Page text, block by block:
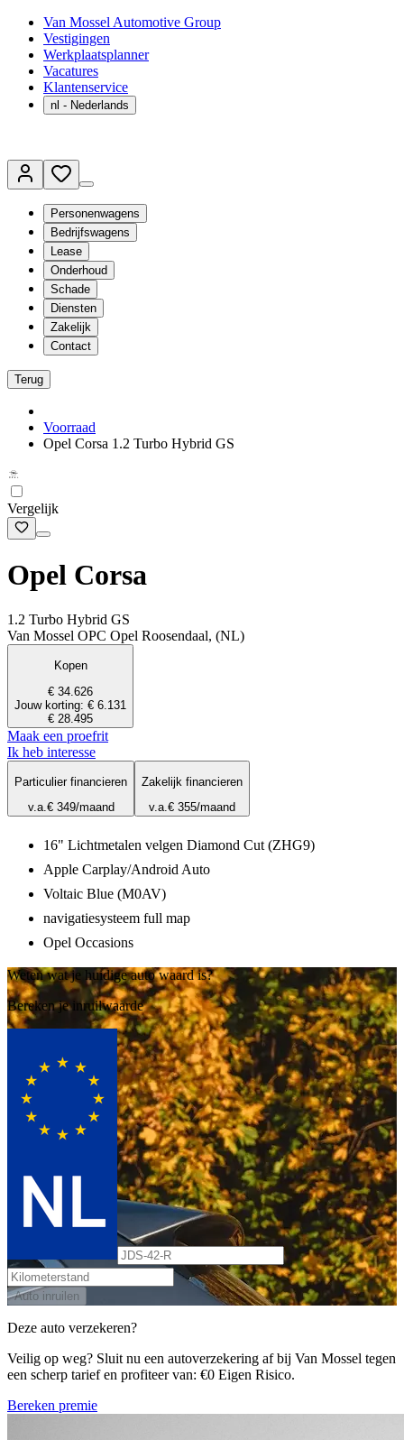
Van Mossel Automotive Group
Vestigingen
Werkplaatsplanner
Vacatures
Klantenservice
nl - Nederlands
Personenwagens
Bedrijfswagens
Lease
Onderhoud
Schade
Diensten
Zakelijk
Contact
Terug
Voorraad
Opel Corsa 1.2 Turbo Hybrid GS
Vergelijk
Opel Corsa
1.2 Turbo Hybrid GS
Van Mossel OPC Opel Roosendaal, (NL)
Kopen
€ 34.626
Jouw korting: € 6.131
€ 28.495
Maak een proefrit
Ik heb interesse
Particulier financieren
v.a.€ 349/maand
Zakelijk financieren
v.a.€ 355/maand
16" Lichtmetalen velgen Diamond Cut (ZHG9)
Apple Carplay/Android Auto
Voltaic Blue (M0AV)
navigatiesysteem full map
Opel Occasions
Weten wat je huidige auto waard is?
Bereken je inruilwaarde
Auto inruilen
Deze auto verzekeren?
Veilig op weg? Sluit nu een autoverzekering af bij Van Mossel tegen
een scherp tarief en profiteer van: €0 Eigen Risico.
Bereken premie